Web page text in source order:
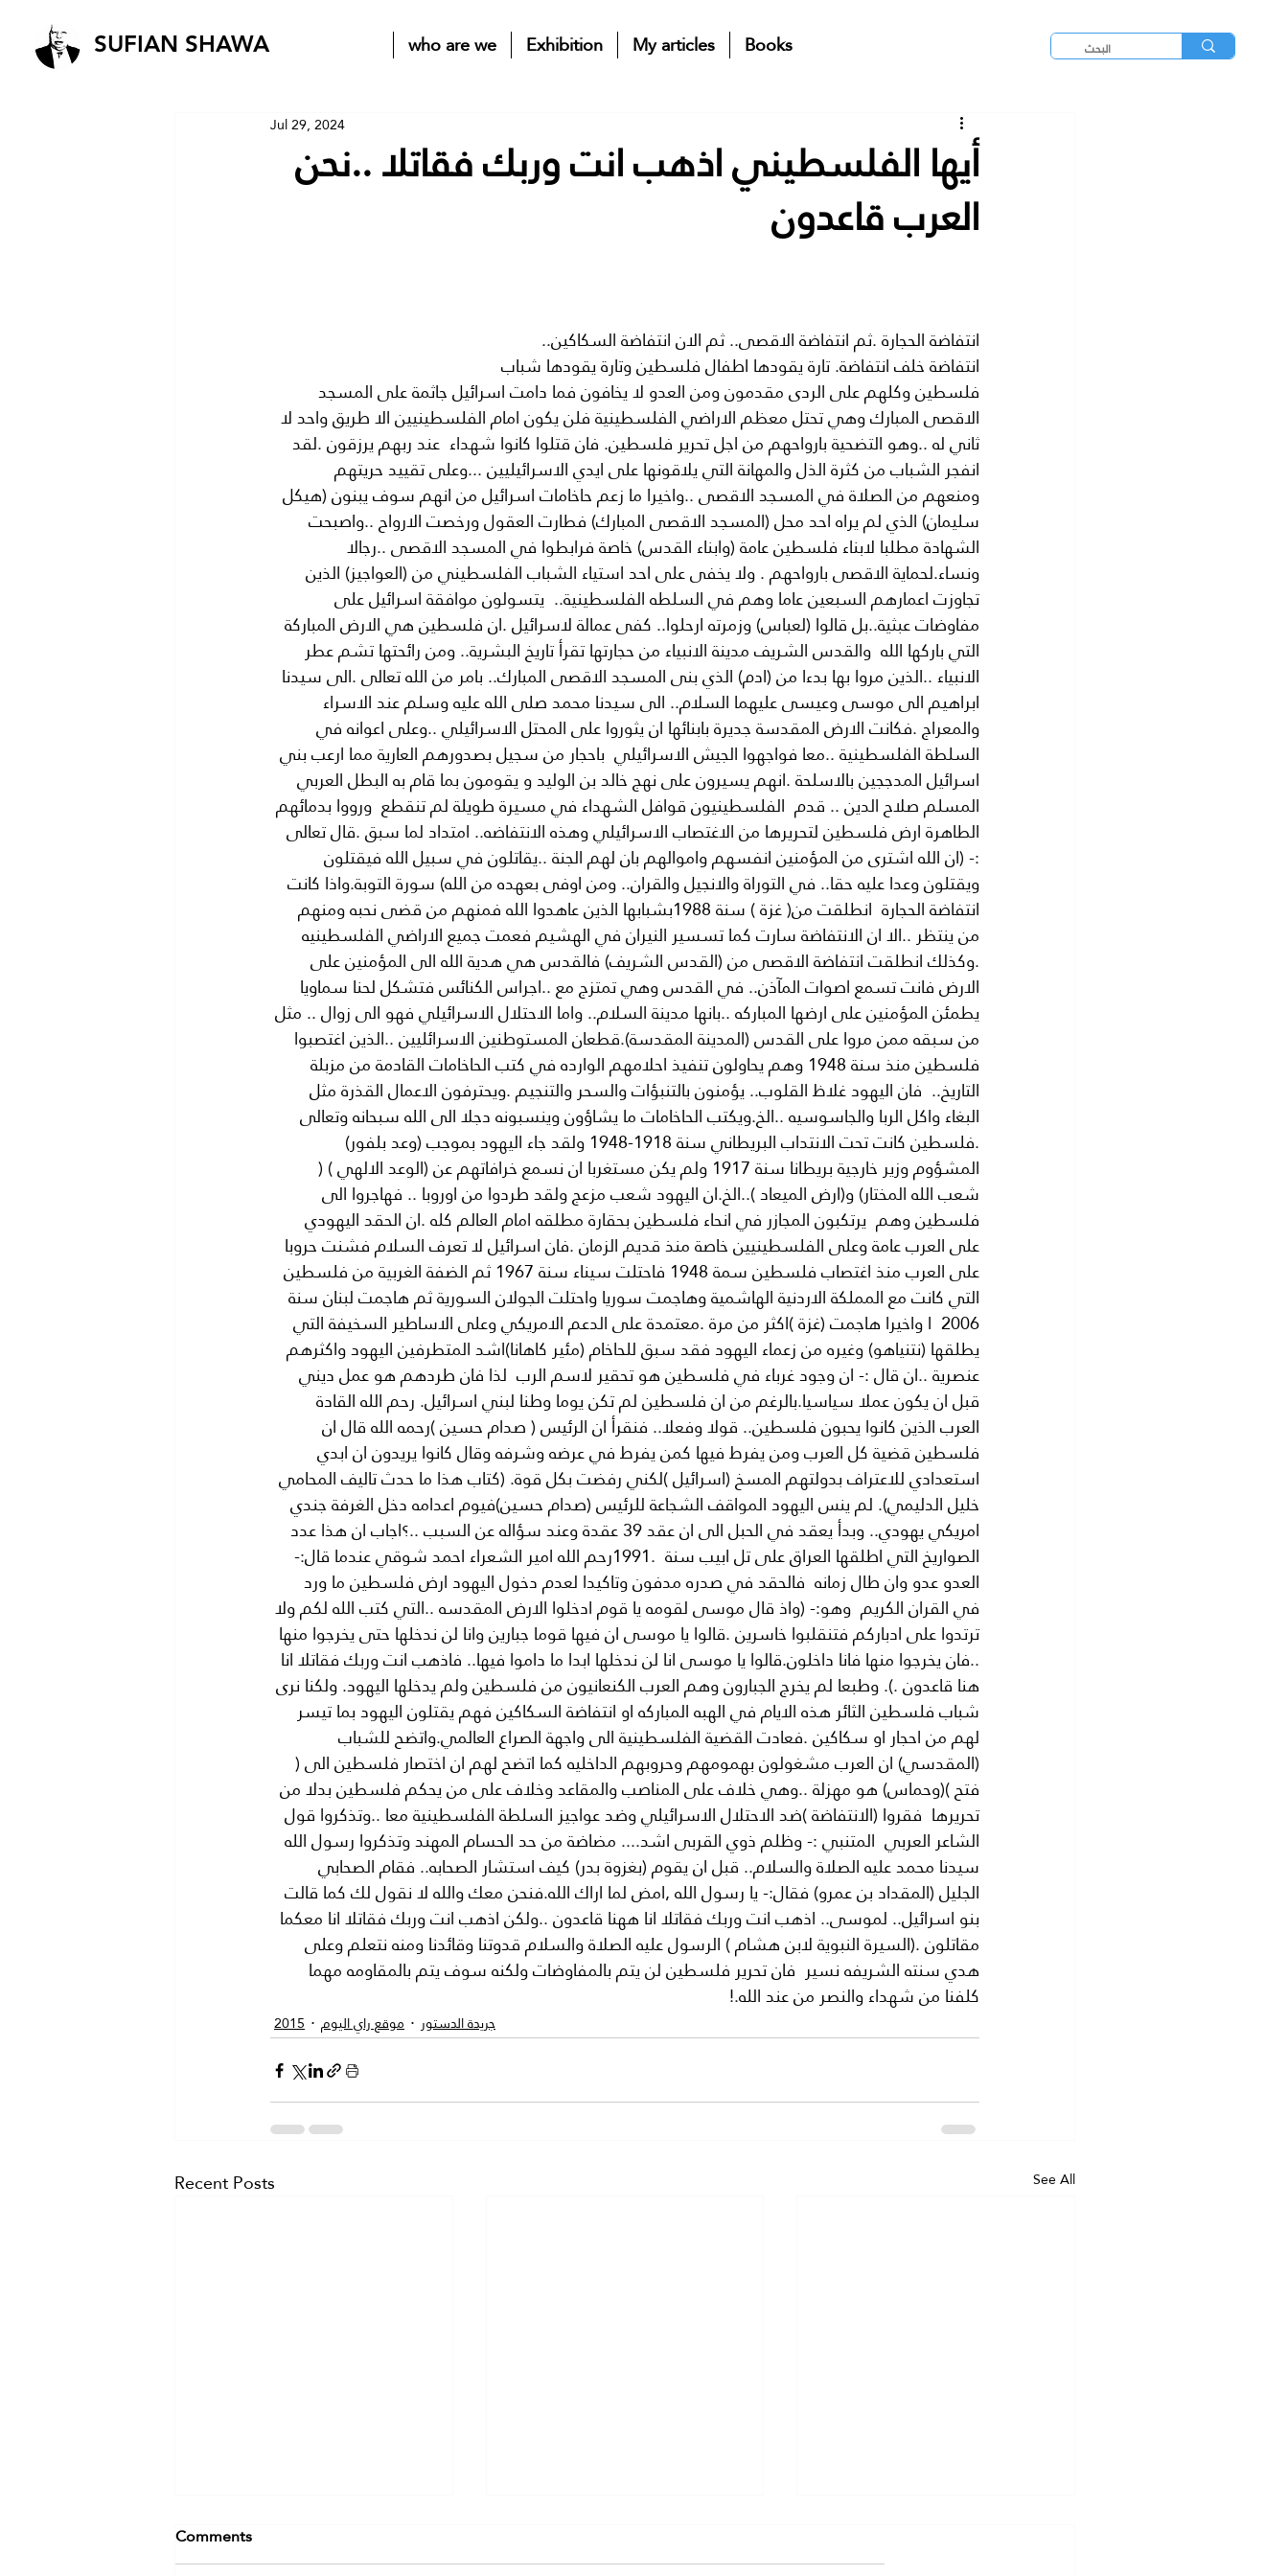
Books
My articles
Exhibition
who are we
أيها الفلسطيني اذهب انت وربك فقاتلا ..نحن
العرب قاعدون
Jul 29, 2024
انتفاضة الحجارة .ثم انتفاضة الاقصى.. ثم الان انتفاضة السكاكين..
انتفاضة خلف انتفاضة. تارة يقودها اطفال فلسطين وتارة يقودها شباب
فلسطين وكلهم على الردى مقدمون ومن العدو لا يخافون فما دامت اسرائيل جاثمة على المسجد
الاقصى المبارك وهي تحتل معظم الاراضي الفلسطينية فلن يكون امام الفلسطينيين الا طريق واحد لا
ثاني له ..وهو التضحية بارواحهم من اجل تحرير فلسطين. فان قتلوا كانوا شهداء  عند ربهم يرزقون .لقد
انفجر الشباب من كثرة الذل والمهانة التي يلاقونها على ايدي الاسرائيليين ...وعلى تقييد حريتهم
ومنعهم من الصلاة في المسجد الاقصى ..واخيرا ما زعم حاخامات اسرائيل من انهم سوف يبنون (هيكل
سليمان) الذي لم يراه احد محل (المسجد الاقصى المبارك) فطارت العقول ورخصت الارواح ..واصبحت
الشهادة مطلبا لابناء فلسطين عامة (وابناء القدس) خاصة فرابطوا في المسجد الاقصى ..رجالا
ونساء.لحماية الاقصى بارواحهم . ولا يخفى على احد استياء الشباب الفلسطيني من (العواجيز) الذين
تجاوزت اعمارهم السبعين عاما وهم في السلطه الفلسطينية..  يتسولون موافقة اسرائيل على
مفاوضات عبثية..بل قالوا (لعباس) وزمرته ارحلوا.. كفى عمالة لاسرائيل .ان فلسطين هي الارض المباركة
التي باركها الله  والقدس الشريف مدينة الانبياء من حجارتها تقرأ تاريخ البشرية.. ومن رائحتها تشم عطر
الانبياء ..الذين مروا بها بدءا من (ادم) الذي بنى المسجد الاقصى المبارك.. بامر من الله تعالى .الى سيدنا
ابراهيم الى موسى وعيسى عليهما السلام.. الى سيدنا محمد صلى الله عليه وسلم عند الاسراء
والمعراج .فكانت الارض المقدسة جديرة بابنائها ان يثوروا على المحتل الاسرائيلي ..وعلى اعوانه في
السلطة الفلسطينية ..معا فواجهوا الجيش الاسرائيلي  باحجار من سجيل بصدورهم العارية مما ارعب بني
اسرائيل المدججين بالاسلحة .انهم يسيرون على نهج خالد بن الوليد و يقومون بما قام به البطل العربي
المسلم صلاح الدين .. قدم  الفلسطينيون قوافل الشهداء في مسيرة طويلة لم تنقطع  ورووا بدمائهم
الطاهرة ارض فلسطين لتحريرها من الاغتصاب الاسرائيلي وهذه الانتفاضه.. امتداد لما سبق .قال تعالى
:- (ان الله اشترى من المؤمنين انفسهم واموالهم بان لهم الجنة ..يقاتلون في سبيل الله فيقتلون
ويقتلون وعدا عليه حقا.. في التوراة والانجيل والقران.. ومن اوفى بعهده من الله) سورة التوبة.واذا كانت
انتفاضة الحجارة  انطلقت من( غزة ) سنة 1988بشبابها الذين عاهدوا الله فمنهم من قضى نحبه ومنهم
من ينتظر ..الا ان الانتفاضة سارت كما تسسير النيران في الهشيم فعمت جميع الاراضي الفلسطينيه
.وكذلك انطلقت انتفاضة الاقصى من (القدس الشريف) فالقدس هي هدية الله الى المؤمنين على
الارض فانت تسمع اصوات المآذن.. في القدس وهي تمتزج مع ..اجراس الكنائس فتشكل لحنا سماويا
يطمئن المؤمنين على ارضها المباركه ..بانها مدينة السلام.. واما الاحتلال الاسرائيلي فهو الى زوال .. مثل
من سبقه ممن مروا على القدس (المدينة المقدسة).قطعان المستوطنين الاسرائليين ..الذين اغتصبوا
فلسطين منذ سنة 1948 وهم يحاولون تنفيذ احلامهم الوارده في كتب الحاخامات القادمة من مزبلة
التاريخ..  فان اليهود غلاظ القلوب.. يؤمنون بالتنبؤات والسحر والتنجيم .ويحترفون الاعمال القذرة مثل
البغاء واكل الربا والجاسوسيه ..الخ.ويكتب الحاخامات ما يشاؤون وينسبونه دجلا الى الله سبحانه وتعالى
.فلسطين كانت تحت الانتداب البريطاني سنة 1918-1948 ولقد جاء اليهود بموجب (وعد بلفور)
المشؤوم وزير خارجية بريطانا سنة 1917 ولم يكن مستغربا ان نسمع خرافاتهم عن (الوعد الالهي ) (
شعب الله المختار) و(ارض الميعاد )..الخ.ان اليهود شعب مزعج ولقد طردوا من اوروبا .. فهاجروا الى
فلسطين وهم  يرتكبون المجازر في انحاء فلسطين بحقارة مطلقه امام العالم كله .ان الحقد اليهودي
على العرب عامة وعلى الفلسطينيين خاصة منذ قديم الزمان .فان اسرائيل لا تعرف السلام فشنت حروبا
على العرب منذ اغتصاب فلسطين سمة 1948 فاحتلت سيناء سنة 1967 ثم الضفة الغربية من فلسطين
التي كانت مع المملكة الاردنية الهاشمية وهاجمت سوريا واحتلت الجولان السورية ثم هاجمت لبنان سنة
2006  ا واخيرا هاجمت (غزة )اكثر من مرة .معتمدة على الدعم الامريكي وعلى الاساطير السخيفة التي
يطلقها (نتنياهو) وغيره من زعماء اليهود فقد سبق للحاخام (مئير كاهانا)اشد المتطرفين اليهود واكثرهم
عنصرية ..ان قال :- ان وجود غرباء في فلسطين هو تحقير لاسم الرب  لذا فان طردهم هو عمل ديني
قبل ان يكون عملا سياسيا.بالرغم من ان فلسطين لم تكن يوما وطنا لبني اسرائيل. رحم الله القادة
العرب الذين كانوا يحبون فلسطين.. قولا وفعلا.. فنقرأ ان الرئيس ( صدام حسين )رحمه الله قال ان
فلسطين قضية كل العرب ومن يفرط فيها كمن يفرط في عرضه وشرفه وقال كانوا يريدون ان ابدي
استعدادي للاعتراف بدولتهم المسخ (اسرائيل )لكني رفضت بكل قوة. (كتاب هذا ما حدث تاليف المحامي
خليل الدليمي). لم ينس اليهود المواقف الشجاعة للرئيس (صدام حسين)فيوم اعدامه دخل الغرفة جندي
امريكي يهودي.. وبدأ يعقد في الحبل الى ان عقد 39 عقدة وعند سؤاله عن السبب ..؟اجاب ان هذا عدد
الصواريخ التي اطلقها العراق على تل ابيب سنة  .1991رحم الله امير الشعراء احمد شوقي عندما قال:-
العدو عدو وان طال زمانه  فالحقد في صدره مدفون وتاكيدا لعدم دخول اليهود ارض فلسطين ما ورد
في القران الكريم  وهو:- (واذ قال موسى لقومه يا قوم ادخلوا الارض المقدسه ..التي كتب الله لكم ولا
ترتدوا على ادباركم فتنقلبوا خاسرين .قالوا يا موسى ان فيها قوما جبارين وانا لن ندخلها حتى يخرجوا منها
..فان يخرجوا منها فانا داخلون.قالوا يا موسى انا لن ندخلها ابدا ما داموا فيها.. فاذهب انت وربك فقاتلا انا
هنا قاعدون .). وطبعا لم يخرج الجبارون وهم العرب الكنعانيون من فلسطين ولم يدخلها اليهود. ولكنا نرى
شباب فلسطين الثائر هذه الايام في الهبه المباركه او انتفاضة السكاكين فهم يقتلون اليهود بما تيسر
لهم من احجار او سكاكين .فعادت القضية الفلسطينية الى واجهة الصراع العالمي.واتضح للشباب
(المقدسي) ان العرب مشغولون بهمومهم وحروبهم الداخليه كما اتضح لهم ان اختصار فلسطين الى (
فتح )(وحماس) هو مهزلة ..وهي خلاف على المناصب والمقاعد وخلاف على من يحكم فلسطين بدلا من
تحريرها  فقروا (الانتفاضة )ضد الاحتلال الاسرائيلي وضد عواجيز السلطة الفلسطينية معا ..وتذكروا قول
الشاعر العربي  المتنبي :- وظلم ذوي القربى اشد.... مضاضة من حد الحسام المهند وتذكروا رسول الله
سيدنا محمد عليه الصلاة والسلام.. قبل ان يقوم (بغزوة بدر) كيف استشار الصحابه.. فقام الصحابي
الجليل (المقداد بن عمرو) فقال:- يا رسول الله ,امض لما اراك الله.فنحن معك والله لا نقول لك كما قالت
بنو اسرائيل.. لموسى.. اذهب انت وربك فقاتلا انا ههنا قاعدون ..ولكن اذهب انت وربك فقاتلا انا معكما
مقاتلون .(السيرة النبوية لابن هشام ) الرسول عليه الصلاة والسلام قدوتنا وقائدنا ومنه نتعلم وعلى
هدي سنته الشريفه نسير  فان تحرير فلسطين لن يتم بالمفاوضات ولكنه سوف يتم بالمقاومه مهما
كلفنا من شهداء والنصر من عند الله.!
2015 موقع راي اليوم جريدة الدستور
Recent Posts See All
Comments
SUFIAN SHAWA